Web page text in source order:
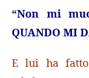
“Non mi
QUANDO MI
E lui ha